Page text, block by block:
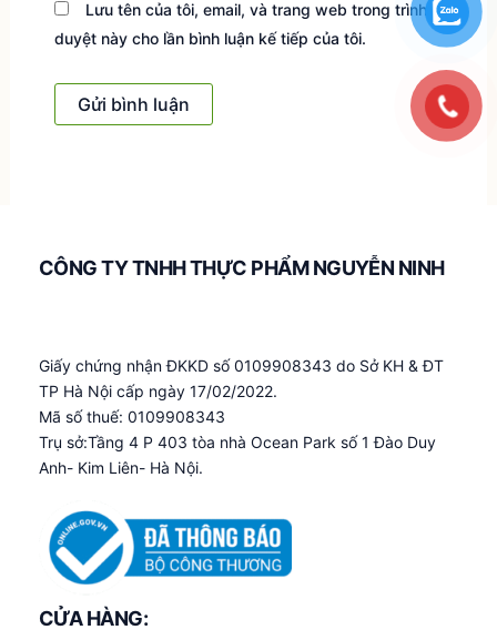
Lưu tên của tôi, email, và trang web trong trình
duyệt này cho lần bình luận kế tiếp của tôi.
CÔNG TY TNHH THỰC PHẨM NGUYỄN NINH
Giấy chứng nhận ĐKKD số 0109908343 do Sở KH & ĐT
TP Hà Nội cấp ngày 17/02/2022.
Mã số thuế: 0109908343
Trụ sở:Tầng 4 P 403 tòa nhà Ocean Park số 1 Đào Duy
Anh- Kim Liên- Hà Nội.
CỬA HÀNG: